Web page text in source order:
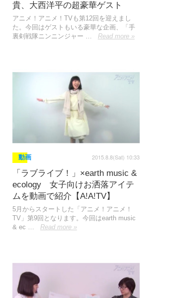
貴、大西洋平の超豪華ゲスト
アニメ！アニメ！TVも第12回を迎えまし
た。今回はゲストもいる豪華な企画、「手
裏剣戦隊ニンニンジャー …
Read more »
動画 2015.8.8(Sat) 10:33
「ラブライブ！」×earth music &
ecology 女子向けお洒落アイテ
ムを動画で紹介【A!A!TV】
5月からスタートした「アニメ！アニメ！
TV」第9回となります。今回はearth music
& ec …
Read more »